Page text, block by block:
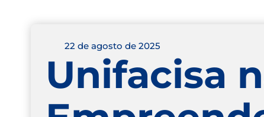
22 de agosto de 2025
Unifacisa